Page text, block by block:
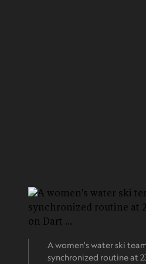
A women's water ski
synchronized routine at